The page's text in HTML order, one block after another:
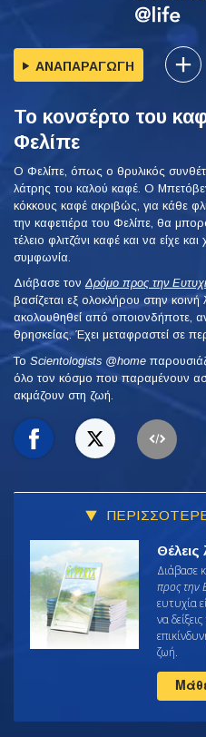
ΑΝΑΠΑΡΑΓΩΓΗ
Το κονσέρτο του
Φελίπε
Ο Φελίπε, όπως ο θρυλικός
λάτρης του καλού καφέ. Ο
κόκκους καφέ ακριβώς, για κάθε
την καφετιέρα του Φελίπε, θα
τέλειο φλιτζάνι καφέ και να είχε
συμφωνία.
Διάβασε τονΔρόμο προς την
βασίζεται εξ ολοκλήρου στην
ακολουθηθεί από οποιονδήποτε,
θρησκείας. Έχει μεταφραστεί σε
To Scientologists @home
όλο τον κόσμο που παραμένουν
ακμάζουν στη ζωή.
Θέλεις
Διάβασε
προς την
ευτυχία
να
ζωή.